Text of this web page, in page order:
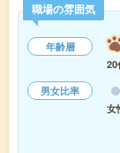
職場の雰囲気
年齢層
20
男女比率
女